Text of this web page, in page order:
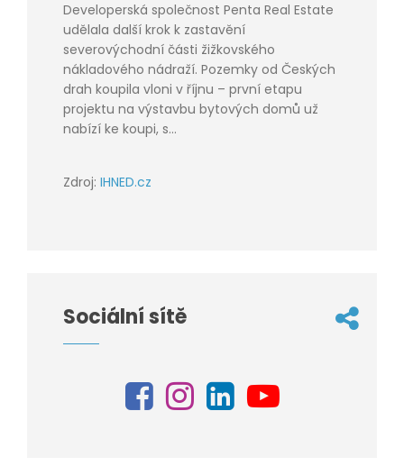
Developerská společnost Penta Real Estate
udělala další krok k zastavění
severovýchodní části žižkovského
nákladového nádraží. Pozemky od Českých
drah koupila vloni v říjnu – první etapu
projektu na výstavbu bytových domů už
nabízí ke koupi, s...
Zdroj: IHNED.cz
Sociální sítě